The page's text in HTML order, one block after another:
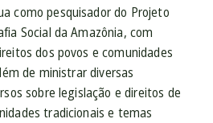
como pesquisador do Projeto
Social da Amazônia, com
dos povos e comunidades
de ministrar diversas
sobre legislação e direitos de
tradicionais e temas